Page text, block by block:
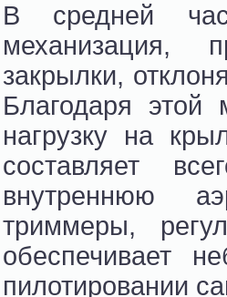
В средней
механизация,
закрылки,
Благодаря этой
нагрузку на
составляет
внутреннюю
триммеры,
обеспечивает
пилотировании